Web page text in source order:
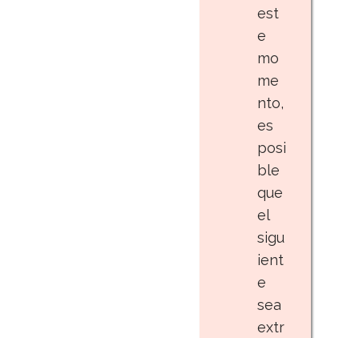
est
e
mo
me
nto,
es
posi
ble
que
el
sigu
ient
e
sea
extr